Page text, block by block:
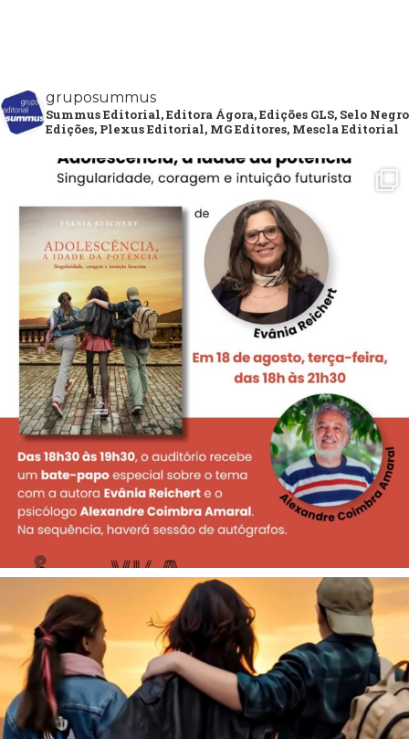
gruposummus
Summus Editorial, Editora Ágora, Edições GLS, Selo Negro
Edições, Plexus Editorial, MG Editores, Mescla Editorial